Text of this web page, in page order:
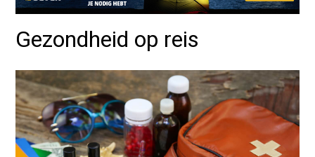
Gezondheid op reis